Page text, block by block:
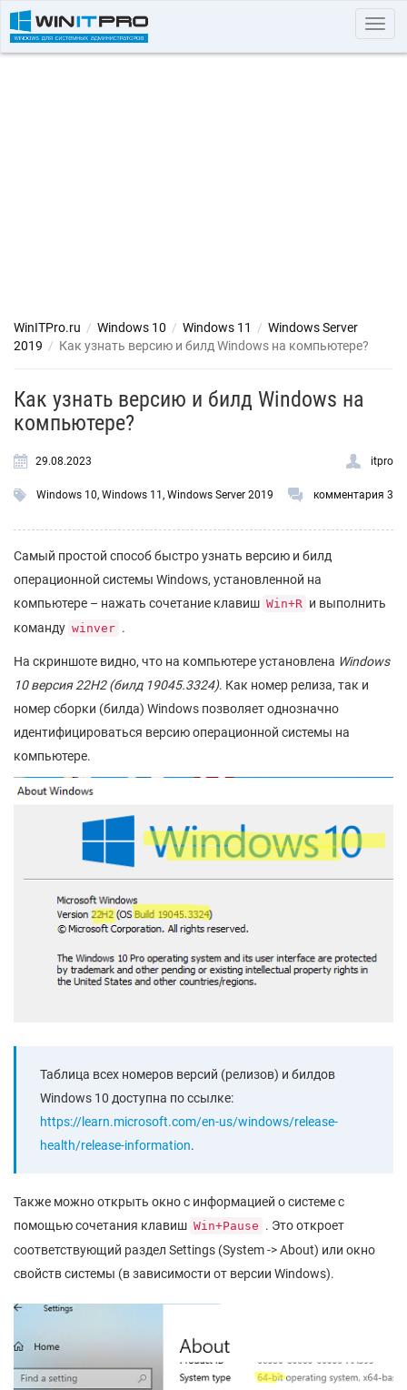
WinITPro.ru / Windows 10 / Windows 11 / Windows Server
2019 / Как узнать версию и билд Windows на компьютере?
Как узнать версию и билд Windows на
компьютере?
29.08.2023 itpro
Windows 10, Windows 11 , Windows Server 2019 комментария 3
Самый простой способ быстро узнать версию и билд
операционной системы Windows, установленной на
компьютере – нажать сочетание клавиш Win+R и выполнить
команду winver .
На скриншоте видно, что на компьютере установлена Windows
10 версия 22H2 (билд 19045.3324). Как номер релиза, так и
номер сборки (билда) Windows позволяет однозначно
идентифицироваться версию операционной системы на
компьютере.
Таблица всех номеров версий (релизов) и билдов
Windows 10 доступна по ссылке:
https://learn.microsoft.com/en-us/windows/release-
health/release-information.
Также можно открыть окно с информацией о системе с
помощью сочетания клавиш Win+Pause . Это откроет
соответствующий раздел Settings (System -> About) или окно
свойств системы (в зависимости от версии Windows).